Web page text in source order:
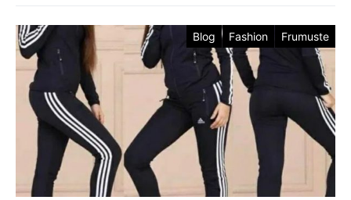
Blog Fashion Frumuste